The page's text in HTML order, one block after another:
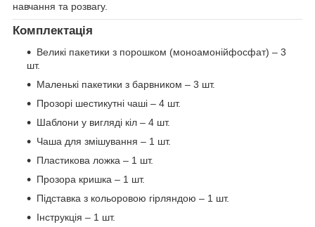
навчання та розвагу.
Комплектація
Великі пакетики з порошком (моноамонійфосфат) – 3
шт.
Маленькі пакетики з барвником – 3 шт.
Прозорі шестикутні чаші – 4 шт.
Шаблони у вигляді кіл – 4 шт.
Чаша для змішування – 1 шт.
Пластикова ложка – 1 шт.
Прозора кришка – 1 шт.
Підставка з кольоровою гірляндою – 1 шт.
Інструкція – 1 шт.